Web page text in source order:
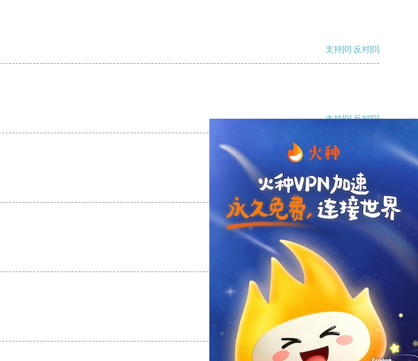
支持[0] 反对[0]
支持[0] 反对[0]
支持[0] 反对
支持
支持 反对 [0]